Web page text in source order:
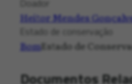
Doador
Heitor Mendes
Estado de conservação
BomEstado de
Documentos